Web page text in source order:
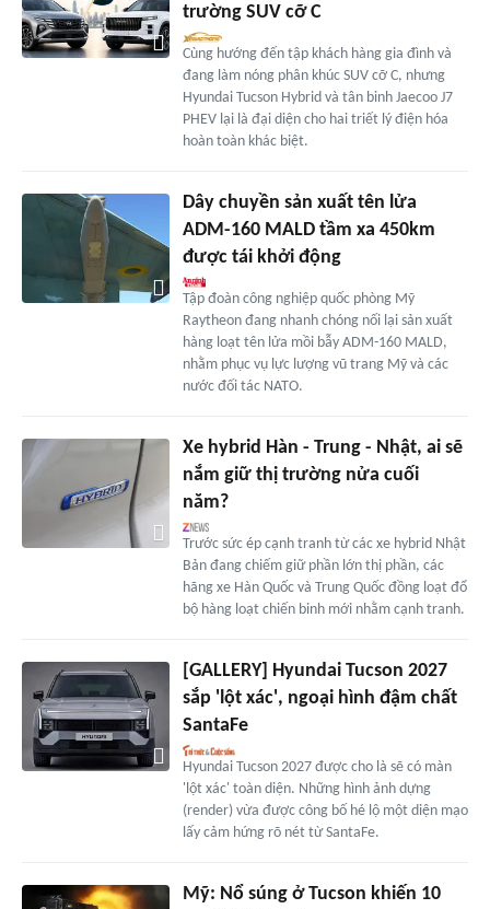
trường SUV cỡ C
Cùng hướng đến tập khách hàng gia đình và
đang làm nóng phân khúc SUV cỡ C, nhưng
Hyundai Tucson Hybrid và tân binh Jaecoo J7
PHEV lại là đại diện cho hai triết lý điện hóa
hoàn toàn khác biệt.
Dây chuyền sản xuất tên lửa
ADM-160 MALD tầm xa 450km
được tái khởi động
Tập đoàn công nghiệp quốc phòng Mỹ
Raytheon đang nhanh chóng nối lại sản xuất
hàng loạt tên lửa mồi bẫy ADM-160 MALD,
nhằm phục vụ lực lượng vũ trang Mỹ và các
nước đối tác NATO.
Xe hybrid Hàn - Trung - Nhật, ai sẽ
nắm giữ thị trường nửa cuối
năm?
Trước sức ép cạnh tranh từ các xe hybrid Nhật
Bản đang chiếm giữ phần lớn thị phần, các
hãng xe Hàn Quốc và Trung Quốc đồng loạt đổ
bộ hàng loạt chiến binh mới nhằm cạnh tranh.
[GALLERY] Hyundai Tucson 2027
sắp 'lột xác', ngoại hình đậm chất
SantaFe
Hyundai Tucson 2027 được cho là sẽ có màn
'lột xác' toàn diện. Những hình ảnh dựng
(render) vừa được công bố hé lộ một diện mạo
lấy cảm hứng rõ nét từ SantaFe.
Mỹ: Nổ súng ở Tucson khiến 10